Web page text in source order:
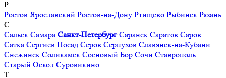
Р
Ростов Ярославский Ростов-на-Дону Ртищево Рыбинск Рязань
С
Сальск Самара Санкт-Петербург Саранск Саратов Саров
Сатка Сергиев Посад Серов Серпухов Славянск-на-Кубани
Снежинск Соликамск Сосновый Бор Сочи Ставрополь
Старый Оскол Суровикино
Т